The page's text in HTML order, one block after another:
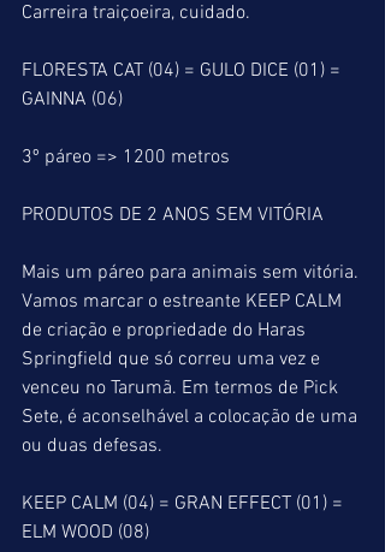
Carreira traiçoeira, cuidado.
FLORESTA CAT (04) = GULO DICE (01) =
GAINNA (06)
3º páreo => 1200 metros
PRODUTOS DE 2 ANOS SEM VITÓRIA
Mais um páreo para animais sem vitória.
Vamos marcar o estreante KEEP CALM
de criação e propriedade do Haras
Springfield que só correu uma vez e
venceu no Tarumã. Em termos de Pick
Sete, é aconselhável a colocação de uma
ou duas defesas.
KEEP CALM (04) = GRAN EFFECT (01) =
ELM WOOD (08)